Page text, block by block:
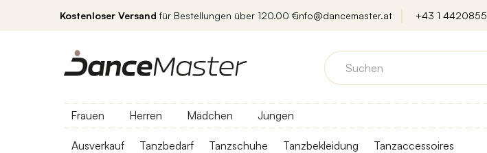
Kostenloser Versand für Bestellungen über 120.00 €info@dancemaster.at +43 1 4420855
Frauen Herren Mädchen Jungen
Ausverkauf Tanzbedarf Tanzschuhe Tanzbekleidung Tanzaccessoires